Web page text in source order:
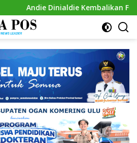
Andie Dinialdie Kembalikan Formulir